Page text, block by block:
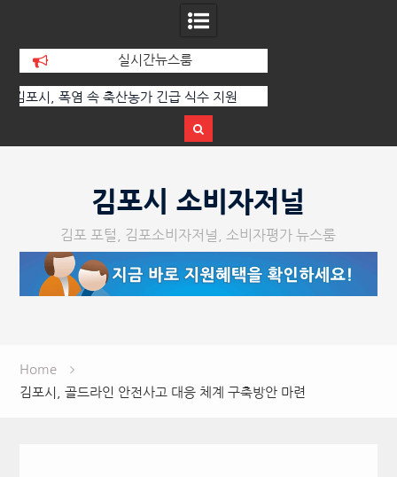
실시간뉴스룸
2026년 숙박업·목욕장업·세탁업 공중위
김포시 소비자저널
김포 포털, 김포소비자저널, 소비자평가 뉴스룸
Home
김포시, 골드라인 안전사고 대응 체계 구축방안 마련